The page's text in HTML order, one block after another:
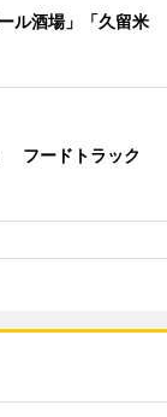
ル酒場」「久留米
フードトラック